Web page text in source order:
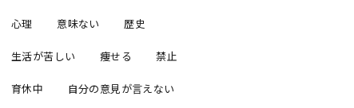
心理 意味ない 歴史
生活が苦しい 痩せる 禁止
育休中 自分の意見が言えない